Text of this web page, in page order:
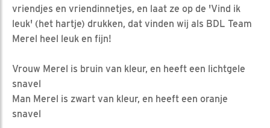
vriendjes en vriendinnetjes, en laat ze op de 'Vind ik
leuk' (het hartje) drukken, dat vinden wij als BDL Team
Merel heel leuk en fijn!
Vrouw Merel is bruin van kleur, en heeft een lichtgele
snavel
Man Merel is zwart van kleur, en heeft een oranje
snavel